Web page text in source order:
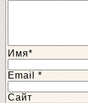
Имя*
Email*
Сайт